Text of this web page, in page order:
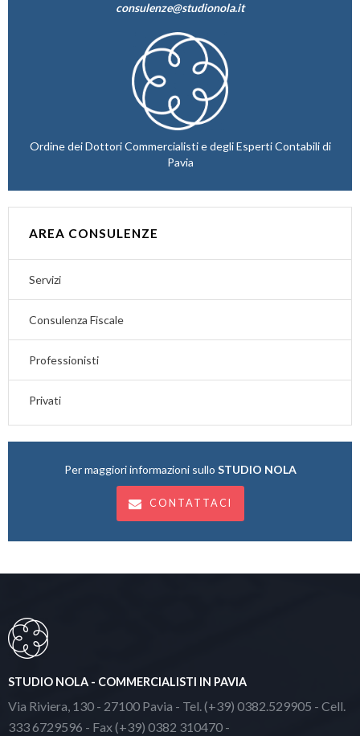
consulenze@studionola.it
Ordine dei Dottori Commercialisti e degli Esperti Contabili di
Pavia
AREA CONSULENZE
Servizi
Consulenza Fiscale
Professionisti
Privati
Per maggiori informazioni sullo STUDIO NOLA
CONTATTACI
STUDIO NOLA - COMMERCIALISTI IN PAVIA
Via Riviera, 130 - 27100 Pavia - Tel. (+39) 0382.529905 - Cell.
333 6729596 - Fax (+39) 0382 310470 -